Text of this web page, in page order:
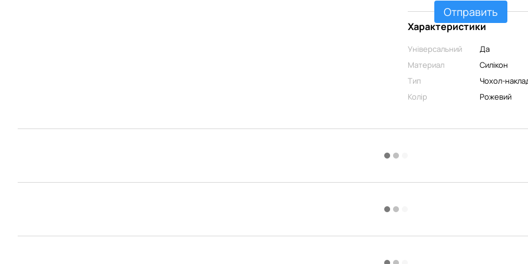
Отправить
Характеристики
Універсальний
Да
Материал
Силікон
Тип
Чохол-
Колір
Рожевий